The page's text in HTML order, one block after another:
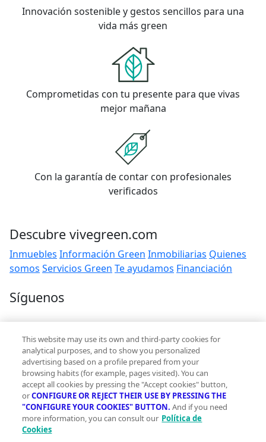
Innovación sostenible y gestos sencillos para una
vida más green
Comprometidas con tu presente para que vivas
mejor mañana
Con la garantía de contar con profesionales
verificados
Descubre vivegreen.com
Inmuebles Información Green Inmobiliarias Quienes
somos Servicios Green Te ayudamos Financiación
Síguenos
Contacto
hola@vivegreen.com
Aviso Legal
Condiciones de uso
This website may use its own and third-party cookies for
analytical purposes, and to show you personalized
advertising based on a profile prepared from your
browsing habits (for example, pages visited). You can
accept all cookies by pressing the "Accept cookies" button,
orCONFIGURE OR REJECT THEIR USE BY PRESSING THE
"CONFIGURE YOUR COOKIES" BUTTON. And if you need
more information, you can consult our Política de
Cookies